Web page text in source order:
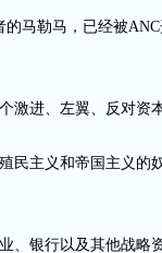
马勒马，已经被
激进、左翼、反对资
民主义和帝国主义的
、银行以及其他战略